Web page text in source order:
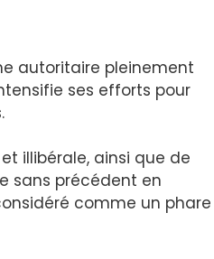
autoritaire pleinement
ses efforts pour
illibérale, ainsi que de
sans précédent en
comme un phare